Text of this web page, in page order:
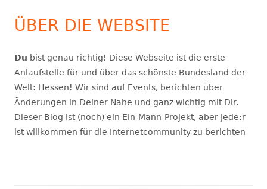
ÜBER DIE WEBSITE
Du bist genau richtig! Diese Webseite ist die erste
Anlaufstelle für und über das schönste Bundesland der
Welt: Hessen! Wir sind auf Events, berichten über
Änderungen in Deiner Nähe und ganz wichtig mit Dir.
Dieser Blog ist (noch) ein Ein-Mann-Projekt, aber jede:r
ist willkommen für die Internetcommunity zu berichten